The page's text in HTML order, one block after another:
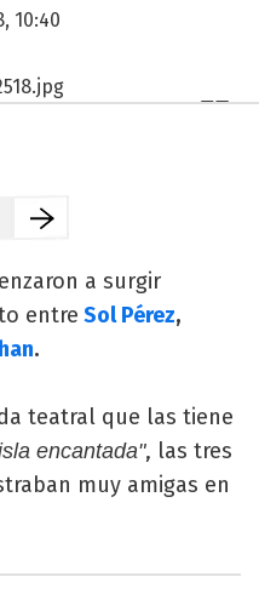
10:40
a surgir
entre Sol Pérez,
.
teatral que las tiene
encantada", las tres
muy amigas en